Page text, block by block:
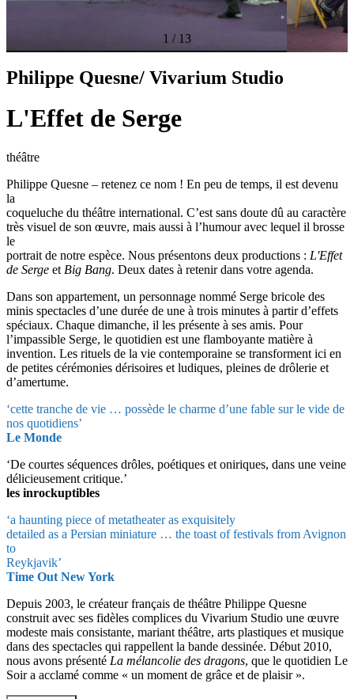
1 / 13
Philippe Quesne/ Vivarium Studio
L'Effet de Serge
théâtre
Philippe Quesne – retenez ce nom ! En peu de temps, il est devenu
la
coqueluche du théâtre international. C’est sans doute dû au caractère
très visuel de son œuvre, mais aussi à l’humour avec lequel il brosse
le
portrait de notre espèce. Nous présentons deux productions : L'Effet
de Serge et Big Bang. Deux dates à retenir dans votre agenda.
Dans son appartement, un personnage nommé Serge bricole des
minis spectacles d’une durée de une à trois minutes à partir d’effets
spéciaux. Chaque dimanche, il les présente à ses amis. Pour
l’impassible Serge, le quotidien est une flamboyante matière à
invention. Les rituels de la vie contemporaine se transforment ici en
de petites cérémonies dérisoires et ludiques, pleines de drôlerie et
d’amertume.
‘cette tranche de vie … possède le charme d’une fable sur le vide de
nos quotidiens’
Le Monde
‘De courtes séquences drôles, poétiques et oniriques, dans une veine
délicieusement critique.’
les inrockuptibles
‘a haunting piece of metatheater as exquisitely
detailed as a Persian miniature … the toast of festivals from Avignon
to
Reykjavik’
Time Out New York
Depuis 2003, le créateur français de théâtre Philippe Quesne
construit avec ses fidèles complices du Vivarium Studio une œuvre
modeste mais consistante, mariant théâtre, arts plastiques et musique
dans des spectacles qui rappellent la bande dessinée. Début 2010,
nous avons présenté La mélancolie des dragons, que le quotidien Le
Soir a acclamé comme « un moment de grâce et de plaisir ».